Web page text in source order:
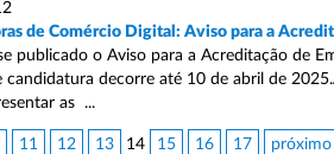
de Comércio Digital: Aviso para a
publicado o Aviso para a Acreditação de
candidatura decorre até 10 de abril de
as ...
11 12 13 14 15 16 17 próximo